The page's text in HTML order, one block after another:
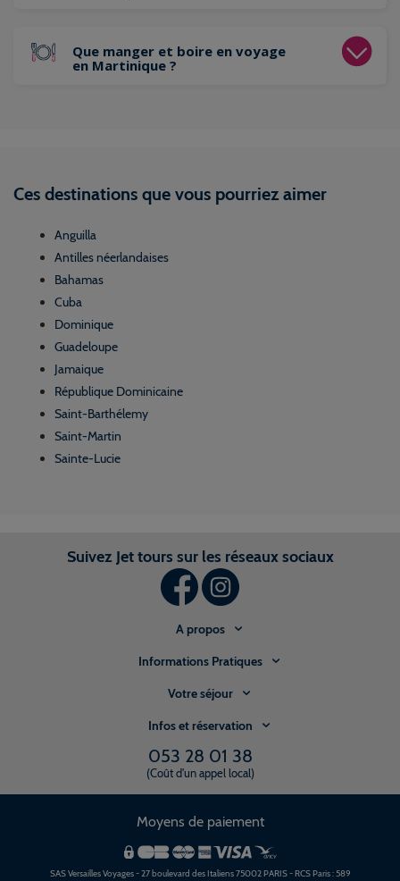
Que manger et boire en voyage
en Martinique ?
Ces destinations que vous pourriez aimer
Anguilla
Antilles néerlandaises
Bahamas
Cuba
Dominique
Guadeloupe
Jamaique
République Dominicaine
Saint-Barthélemy
Saint-Martin
Sainte-Lucie
Suivez Jet tours sur les réseaux sociaux
A propos
Informations Pratiques
Votre séjour
Infos et réservation
053 28 01 38
(Coût d'un appel local)
Moyens de paiement
SAS Versailles Voyages - 27 boulevard des Italiens 75002 PARIS - RCS Paris : 589